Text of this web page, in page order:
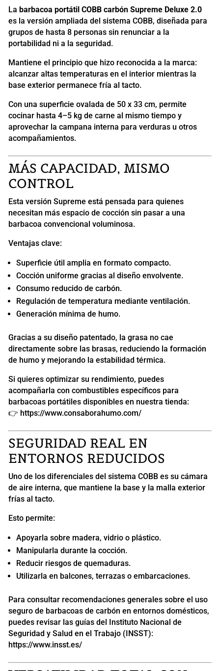
La barbacoa portátil COBB carbón Supreme Deluxe 2.0
es la versión ampliada del sistema COBB, diseñada para
grupos de hasta 8 personas sin renunciar a la
portabilidad ni a la seguridad.
Mantiene el principio que hizo reconocida a la marca:
alcanzar altas temperaturas en el interior mientras la
base exterior permanece fría al tacto.
Con una superficie ovalada de 50 x 33 cm, permite
cocinar hasta 4–5 kg de carne al mismo tiempo y
aprovechar la campana interna para verduras u otros
acompañamientos.
MÁS CAPACIDAD, MISMO
CONTROL
Esta versión Supreme está pensada para quienes
necesitan más espacio de cocción sin pasar a una
barbacoa convencional voluminosa.
Ventajas clave:
Superficie útil amplia en formato compacto.
Cocción uniforme gracias al diseño envolvente.
Consumo reducido de carbón.
Regulación de temperatura mediante ventilación.
Generación mínima de humo.
Gracias a su diseño patentado, la grasa no cae
directamente sobre las brasas, reduciendo la formación
de humo y mejorando la estabilidad térmica.
Si quieres optimizar su rendimiento, puedes
acompañarla con combustibles específicos para
barbacoas portátiles disponibles en nuestra tienda:
👉 https://www.consaborahumo.com/
SEGURIDAD REAL EN
ENTORNOS REDUCIDOS
Uno de los diferenciales del sistema COBB es su cámara
de aire interna, que mantiene la base y la malla exterior
frías al tacto.
Esto permite:
Apoyarla sobre madera, vidrio o plástico.
Manipularla durante la cocción.
Reducir riesgos de quemaduras.
Utilizarla en balcones, terrazas o embarcaciones.
Para consultar recomendaciones generales sobre el uso
seguro de barbacoas de carbón en entornos domésticos,
puedes revisar las guías del Instituto Nacional de
Seguridad y Salud en el Trabajo (INSST):
https://www.insst.es/